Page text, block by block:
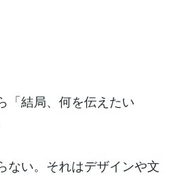
「結局、何を伝えたい
ない。それはデザインや文